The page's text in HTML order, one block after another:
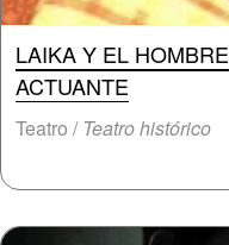
LAIKA Y EL HOMBRE
ACTUANTE
Teatro / Teatro histórico